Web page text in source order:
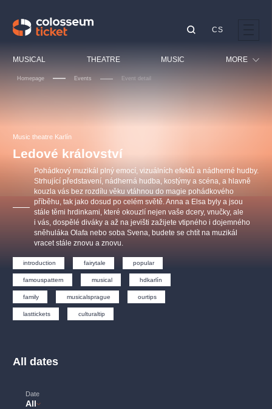
MUSICAL THEATRE MUSIC MORE
Sport
Others
CS
Homepage Events Event detail
Music theatre Karlín
Ledové království
Pohádkový muzikál plný emocí, vizuálních efektů a nádherné hudby.
Strhující představení, nádherná hudba, kostýmy a scéna, a hlavně
kouzla vás bez rozdílu věku vtáhnou do magie pohádkového
příběhu, tak jako dosud po celém světě. Anna a Elsa byly a jsou
stále těmi hrdinkami, které okouzlí nejen vaše dcery, vnučky, ale
i vás, dospělé diváky a až na jevišti zažijete vtipného i dojemného
sněhuláka Olafa nebo soba Svena, budete se chtít na muzikál
vracet stále znovu a znovu.
introduction fairytale popular
famouspattern musical hdkarlín
family musicalsprague ourtips
lasttickets culturaltip
All dates
Date
All
OBYČEJNÁ HOLKA
Agentura 44, s.r.o.
s.r.o.
Other's search
musicalsprague
The most popular
musicalsprague praguetheatre sale
filmmusic thestateopera rudolfinum
nationaltheatre drama